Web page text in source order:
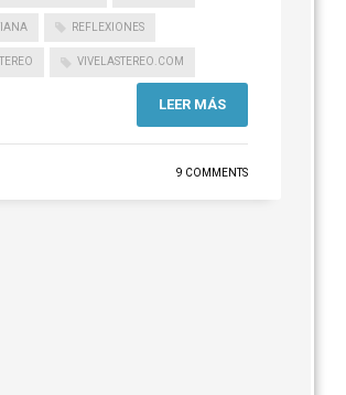
REFLEXIONES
VIVELASTEREO.COM
LEER MÁS
9 COMMENTS